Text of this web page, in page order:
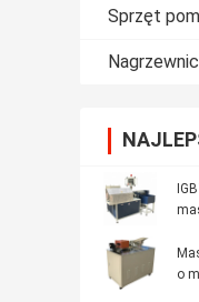
Sprzęt
o